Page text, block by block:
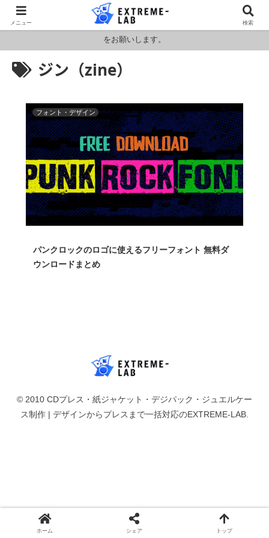
ロシア・ウクライナおよびアメリカ・イランの情勢により燃料および原料
価格が高騰しております。HPの金額と料金が異なりますのでお見積もり
をお願いします。
ジン（zine）
フォント・デザイン
パンクロックのロゴに使えるフリーフォント 無料ダ
ウンロードまとめ
© 2010 CDプレス・紙ジャケット・デジパック・ジュエルケー
ス制作 | デザインからプレスまで一括対応のEXTREME-LAB.
メニュー 検索
ホーム シェア トップ